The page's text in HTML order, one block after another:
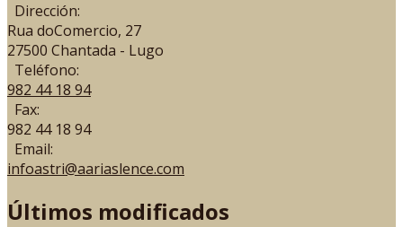
Dirección:
Rua doComercio, 27
27500 Chantada - Lugo
Teléfono:
982 44 18 94
Fax:
982 44 18 94
Email:
infoastri@aariaslence.com
Últimos modificados